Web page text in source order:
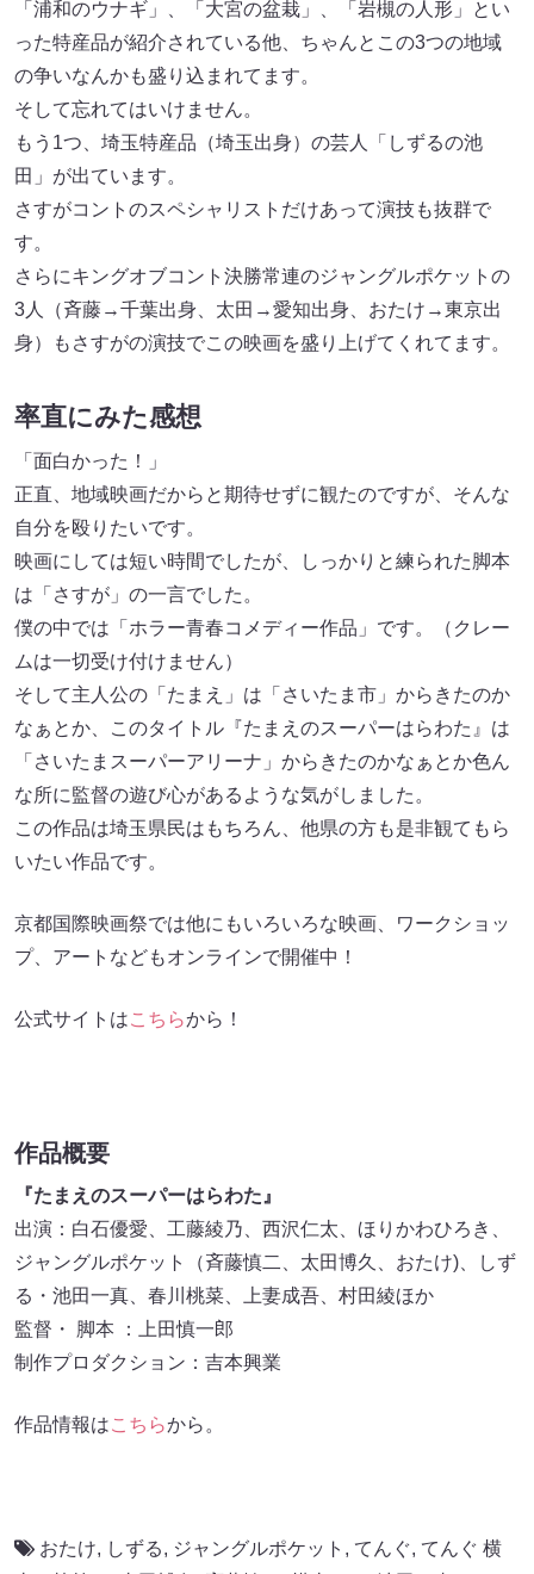
「浦和のウナギ」、「大宮の盆栽」、「岩槻の人形」とい
った特産品が紹介されている他、ちゃんとこの3つの地域
の争いなんかも盛り込まれてます。
そして忘れてはいけません。
もう1つ、埼玉特産品（埼玉出身）の芸人「しずるの池
田」が出ています。
さすがコントのスペシャリストだけあって演技も抜群で
す。
さらにキングオブコント決勝常連のジャングルポケットの
3人（斉藤→千葉出身、太田→愛知出身、おたけ→東京出
身）もさすがの演技でこの映画を盛り上げてくれてます。
率直にみた感想
「面白かった！」
正直、地域映画だからと期待せずに観たのですが、そんな
自分を殴りたいです。
映画にしては短い時間でしたが、しっかりと練られた脚本
は「さすが」の一言でした。
僕の中では「ホラー青春コメディー作品」です。（クレー
ムは一切受け付けません）
そして主人公の「たまえ」は「さいたま市」からきたのか
なぁとか、このタイトル『たまえのスーパーはらわた』は
「さいたまスーパーアリーナ」からきたのかなぁとか色ん
な所に監督の遊び心があるような気がしました。
この作品は埼玉県民はもちろん、他県の方も是非観てもら
いたい作品です。
京都国際映画祭では他にもいろいろな映画、ワークショッ
プ、アートなどもオンラインで開催中！
公式サイトはこちらから！
作品概要
『たまえのスーパーはらわた』
出演：白石優愛、工藤綾乃、西沢仁太、ほりかわひろき、
ジャングルポケット（斉藤慎二、太田博久、おたけ)、しず
る・池田一真、春川桃菜、上妻成吾、村田綾ほか
監督・ 脚本 ：上田慎一郎
制作プロダクション：吉本興業
作品情報はこちらから。
おたけ, しずる, ジャングルポケット , てんぐ, てんぐ 横